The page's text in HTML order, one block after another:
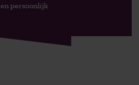
persoonlijk